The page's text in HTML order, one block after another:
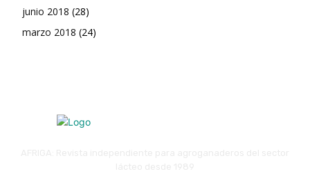
junio 2018 (28)
marzo 2018 (24)